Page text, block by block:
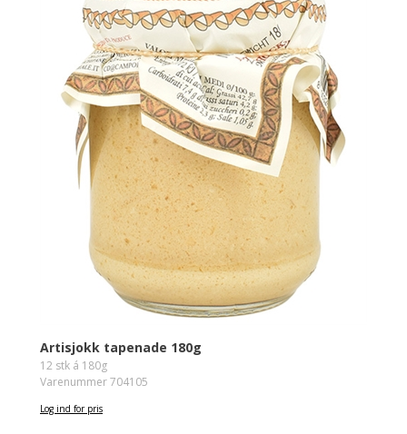
Artisjokk tapenade 180g
12 stk á 180g
Varenummer 704105
Log ind for pris